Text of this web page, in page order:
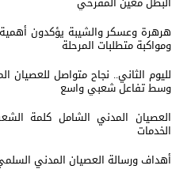
هرهرة وعسكر والشيبة يؤكدون أهمية
ومواكبة متطلبات المرحلة
لليوم الثاني.. نجاح متواصل
وسط تفاعل شعبي واسع
العصيان المدني الشامل كلمة
الخدمات
أهداف ورسالة العصيان المدني